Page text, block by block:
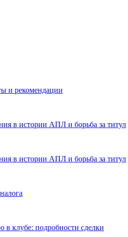
и рекомендации
в истории АПЛ и борьба за титул
в истории АПЛ и борьба за титул
клубе: подробности сделки